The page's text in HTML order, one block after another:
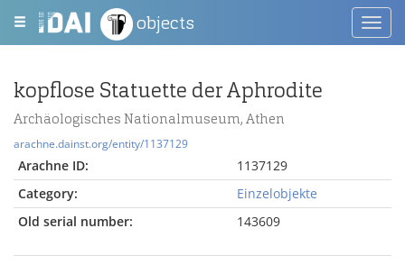
objects
kopflose Statuette der Aphrodite
Archäologisches Nationalmuseum, Athen
arachne.dainst.org/entity/1137129
Arachne ID:
1137129
Category:
Einzelobjekte
Old serial number:
143609